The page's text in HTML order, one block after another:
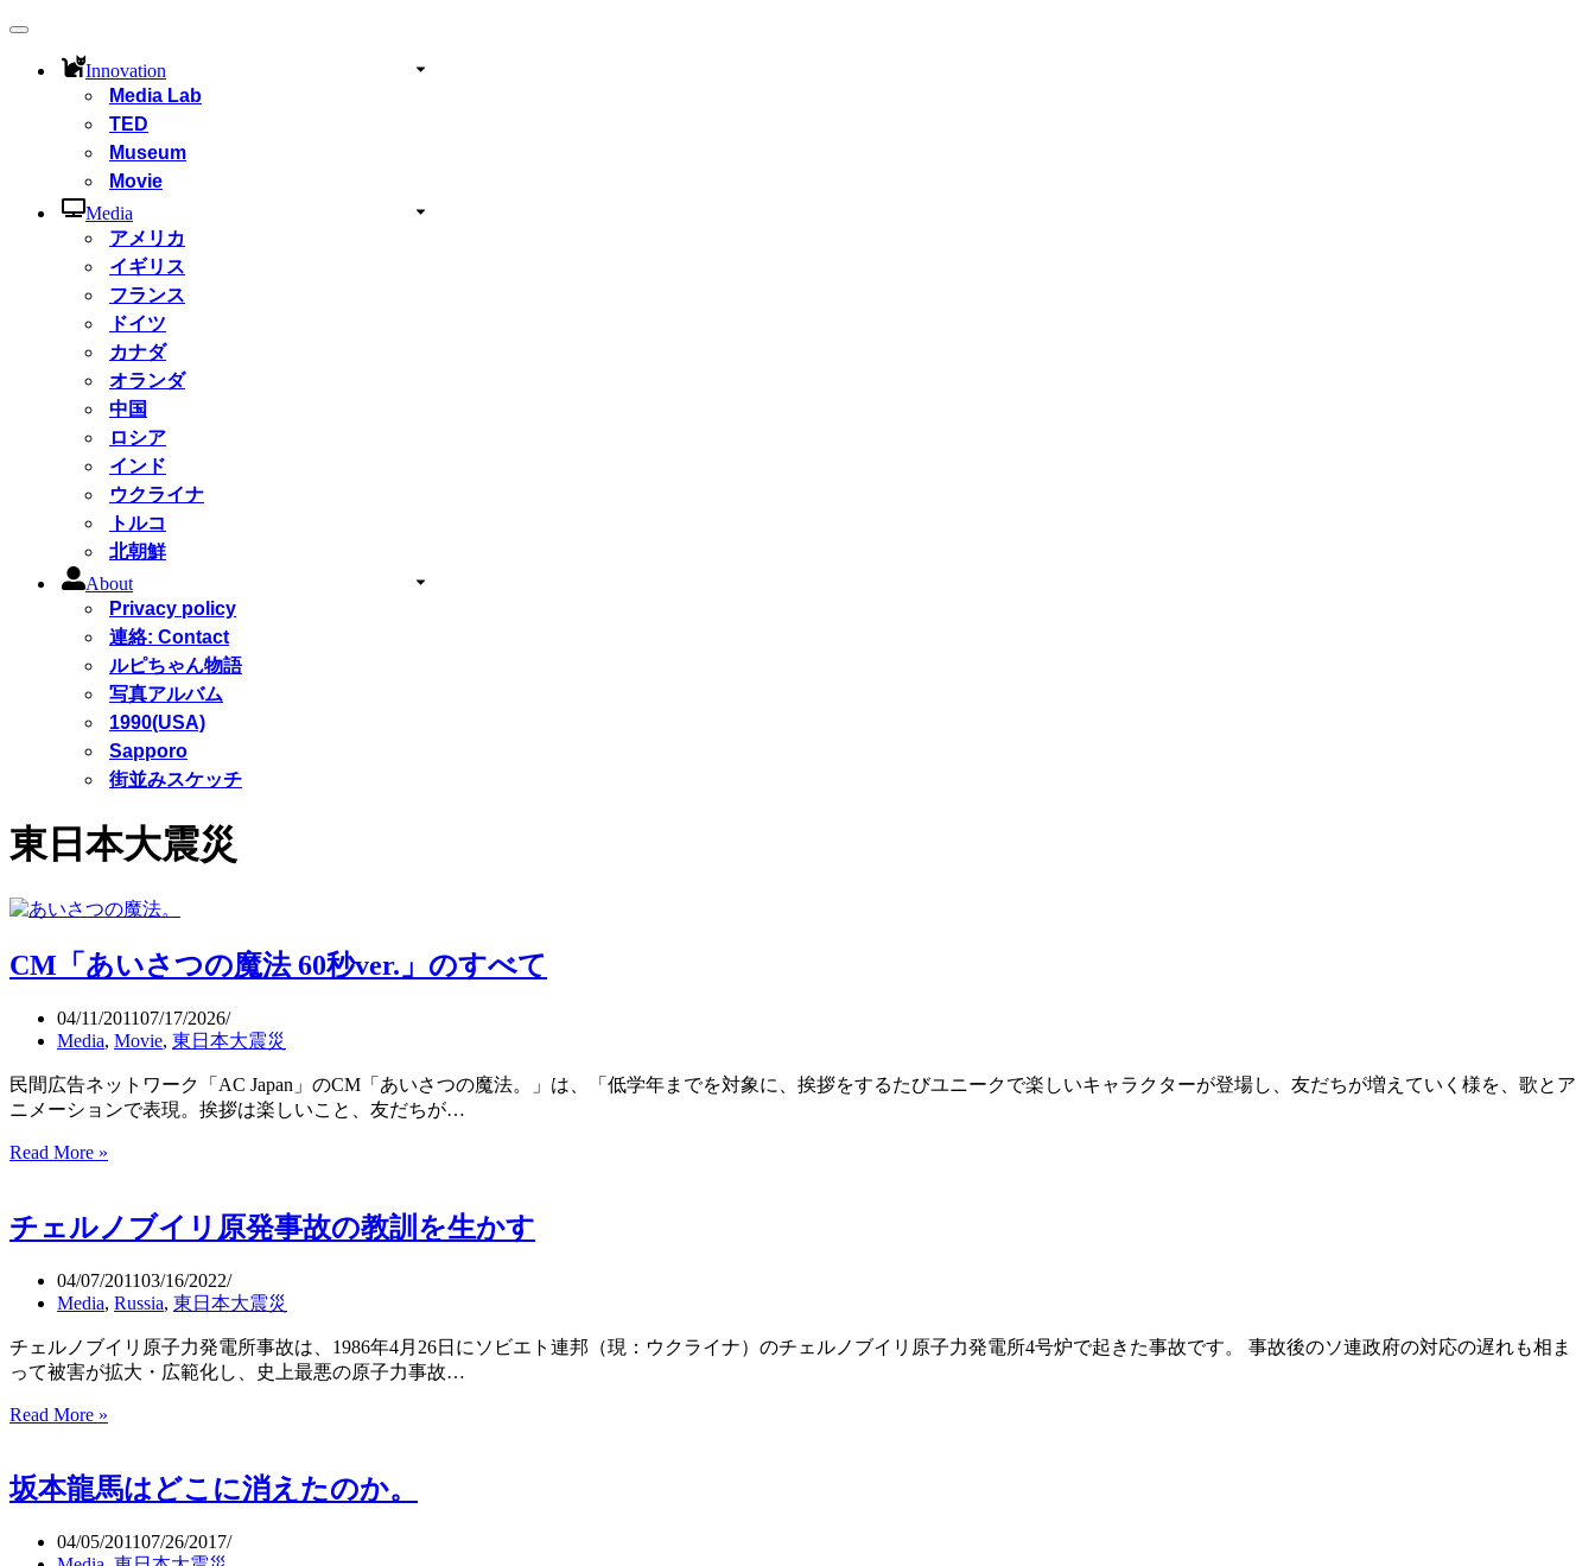
ナ
Innovation
Media Lab
TED
Museum
Movie
Media
アメリカ
イギリス
フランス
ドイツ
カナダ
オランダ
中国
ロシア
インド
ウクライナ
トルコ
北朝鮮
About
Privacy policy
連絡: Contact
ルピちゃん物語
写真アルバム
1990(USA)
Sapporo
街並みスケッチ
東日本大震災
CM「あいさつの魔法 60秒ver.」のすべて
04/11/201107/17/2026
Media, Movie, 東日本大震災
民間広告ネットワーク「AC Japan」のCM「あいさつの魔法。」は、「低学年までを対象に、挨拶をするたびユニークで楽しいキャラクターが登場し、友だちが増えていく様を、歌とア
ニメーションで表現。挨拶は楽しいこと、友だちが…
Read More »
つ
魔
法
秒
ver.」
す
て
チェルノブイリ原発事故の教訓を生かす
04/07/201103/16/2022
Media, Russia, 東日本大震災
チェルノブイリ原子力発電所事故は、1986年4月26日にソビエト連邦（現：ウクライナ）のチェルノブイリ原子力発電所4号炉で起きた事故です。 事故後のソ連政府の対応の遅れも相ま
って被害が拡大・広範化し、史上最悪の原子力事故…
Read More »
ノ
イ
坂本龍馬はどこに消えたのか。
04/05/201107/26/2017